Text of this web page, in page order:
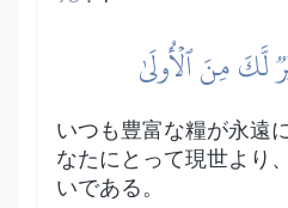
لَّكَ مِنَ ٱلۡأُولَىٰ
いつも豊富な糧が永遠
なたにとって現世より
いである。